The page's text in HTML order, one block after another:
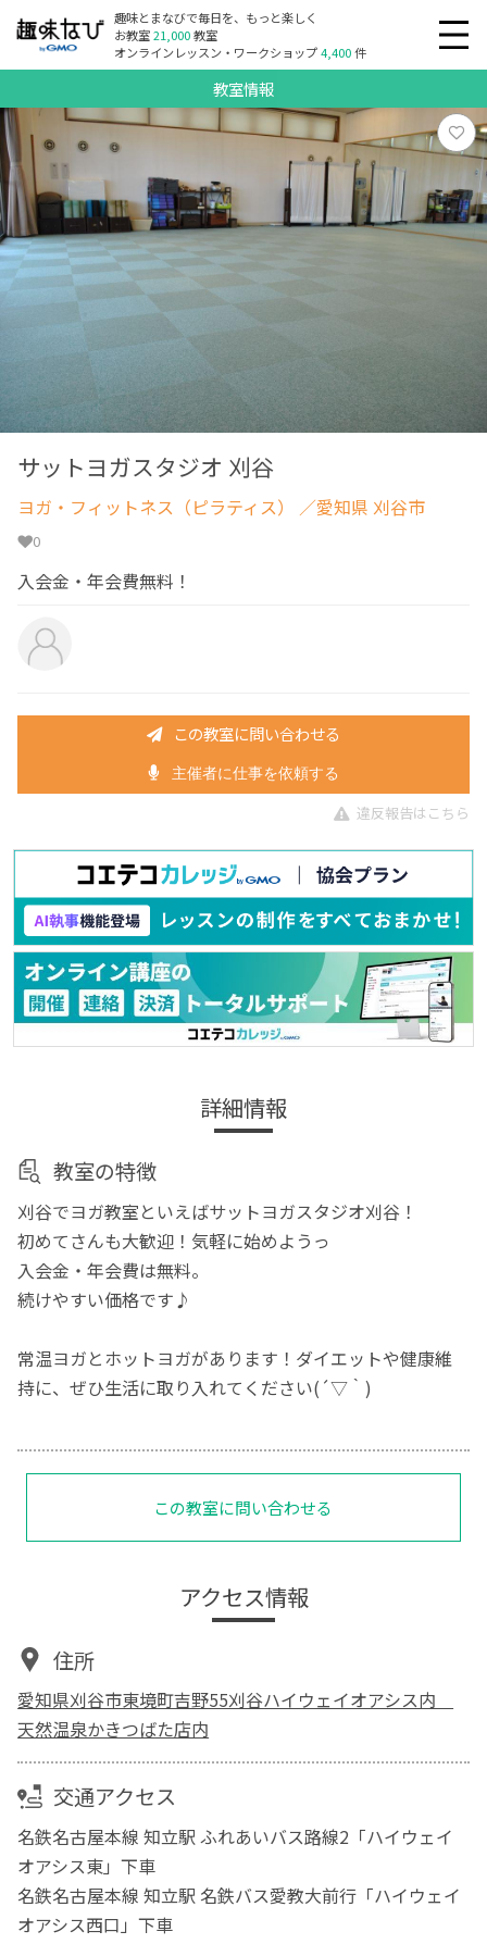
趣味とまなびで毎日を、もっと楽しく
お教室21,000教室
オンラインレッスン・ワークショップ4,400件
教室情報
サットヨガスタジオ 刈谷
ヨガ・フィットネス（ピラティス） ／愛知県 刈谷市
0
入会金・年会費無料！
この教室に問い合わせる
主催者に仕事を依頼する
違反報告はこちら
詳細情報
教室の特徴
刈谷でヨガ教室といえばサットヨガスタジオ刈谷！
初めてさんも大歓迎！気軽に始めようっ
入会金・年会費は無料。
続けやすい価格です♪
常温ヨガとホットヨガがあります！ダイエットや健康維
持に、ぜひ生活に取り入れてください(´▽｀)
この教室に問い合わせる
アクセス情報
住所
愛知県刈谷市東境町吉野55刈谷ハイウェイオアシス内
天然温泉かきつばた店内
交通アクセス
名鉄名古屋本線 知立駅 ふれあいバス路線2「ハイウェイ
オアシス東」下車
名鉄名古屋本線 知立駅 名鉄バス愛教大前行「ハイウェイ
オアシス西口」下車